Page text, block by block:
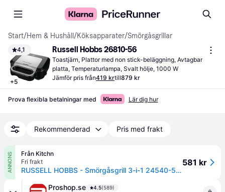
Start/Hem & Hushåll /Köksapparater/Smörgåsgrillar
4,1
+5
Russell Hobbs 26810-56
Toastjärn, Plattor med non stick-beläggning, Avtagbar
platta, Temperaturlampa, Svalt hölje, 1000 W
Jämför pris från419 krtill879 kr
Prova flexibla betalningar med Lär dig hur
Rekommenderad Pris med frakt
ANNONS
Från Kitchn
Fri frakt
RUSSELL HOBBS - Smörgåsgrill 3-i-1 24540-56 750W
581 kr
Proshop.se 4.5(589)